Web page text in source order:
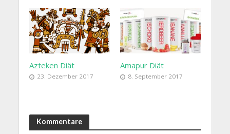
Azteken Diät
23. Dezember 2017
Amapur Diät
8. September 2017
Kommentare